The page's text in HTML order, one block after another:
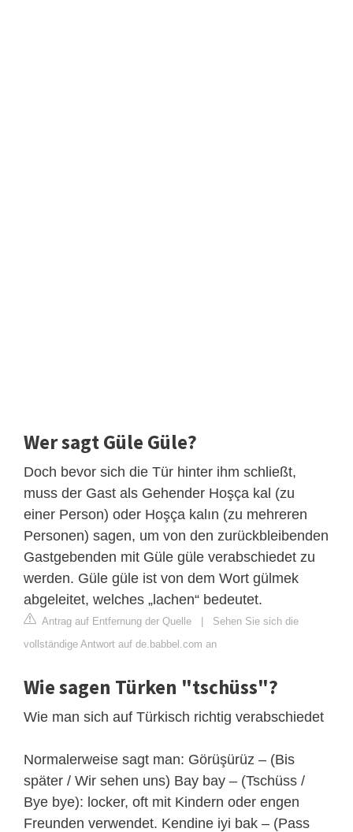
Wer sagt Güle Güle?
Doch bevor sich die Tür hinter ihm schließt,
muss der Gast als Gehender Hoşça kal (zu
einer Person) oder Hoşça kalın (zu mehreren
Personen) sagen, um von den zurückbleibenden
Gastgebenden mit Güle güle verabschiedet zu
werden. Güle güle ist von dem Wort gülmek
abgeleitet, welches „lachen“ bedeutet.
Antrag auf Entfernung der Quelle | Sehen Sie sich die
vollständige Antwort auf de.babbel.com an
Wie sagen Türken "tschüss"?
Wie man sich auf Türkisch richtig verabschiedet
Normalerweise sagt man: Görüşürüz – (Bis
später / Wir sehen uns) Bay bay – (Tschüss /
Bye bye): locker, oft mit Kindern oder engen
Freunden verwendet. Kendine iyi bak – (Pass